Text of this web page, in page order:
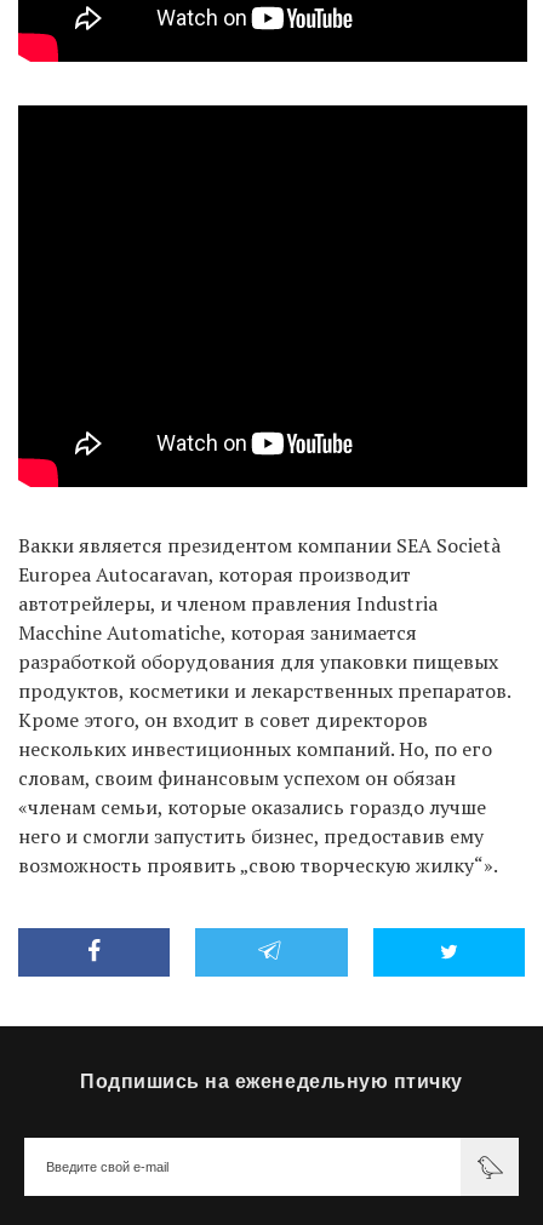
Вакки является президентом компании SEA Società
Europea Autocaravan, которая производит
автотрейлеры, и членом правления Industria
Macchine Automatiche, которая занимается
разработкой оборудования для упаковки пищевых
продуктов, косметики и лекарственных препаратов.
Кроме этого, он входит в совет директоров
нескольких инвестиционных компаний. Но, по его
словам, своим финансовым успехом он обязан
«членам семьи, которые оказались гораздо лучше
него и смогли запустить бизнес, предоставив ему
возможность проявить „свою творческую жилку“».
Подпишись на еженедельную птичку